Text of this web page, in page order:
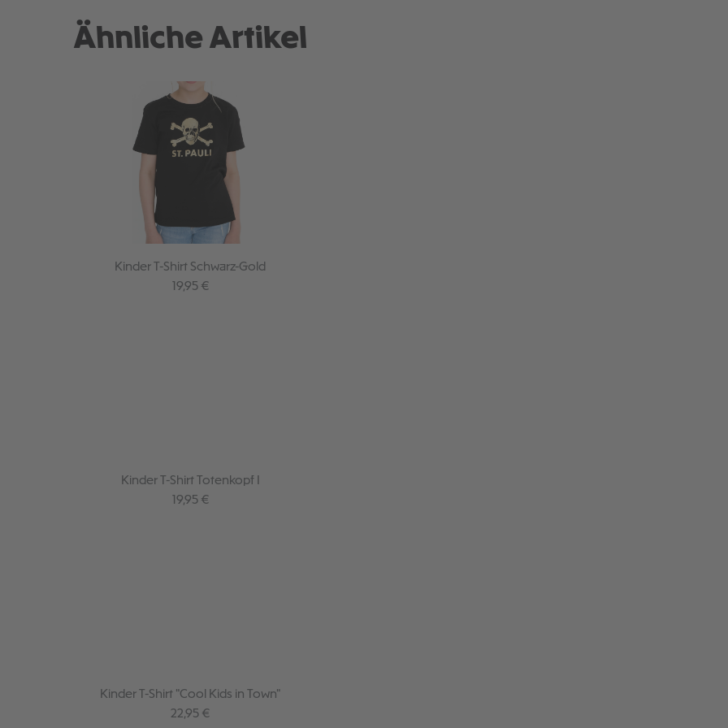
Ähnliche Artikel
Kinder T-Shirt Schwarz-Gold
Regulärer Preis:
19,95 €
Kinder T-Shirt Totenkopf I
Regulärer Preis:
19,95 €
Kinder T-Shirt "Cool Kids in Town"
Regulärer Preis:
22,95 €